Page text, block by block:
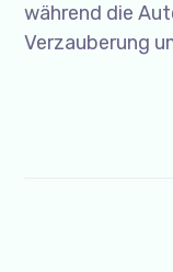
während die
Verzauberung